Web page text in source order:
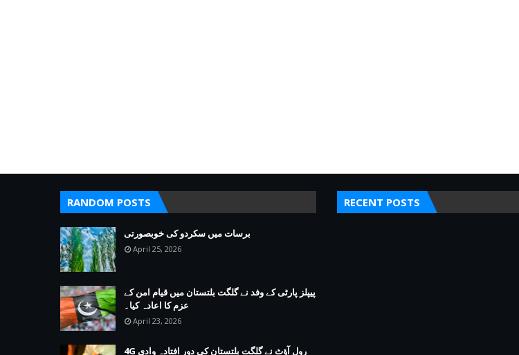
RANDOM POSTS
برسات میں سکردو کی خوبصورتی
April 25, 2026
پیپلز پارٹی کے وفد نے گلگت بلتستان میں قیام امن کے
عزم کا اعادہ کیا۔
April 23, 2026
4G رول آؤٹ نے گلگت بلتستان کی دور افتادہ وادی
RECENT POSTS